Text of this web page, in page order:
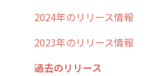
2024年のリリース情報
2023年のリリース情報
過去のリリース